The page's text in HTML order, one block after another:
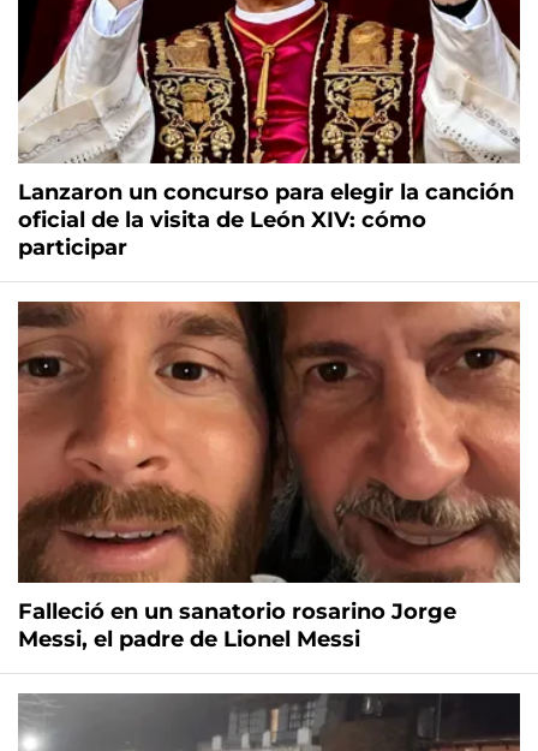
Lanzaron un concurso para elegir la canción
oficial de la visita de León XIV: cómo
participar
Falleció en un sanatorio rosarino Jorge
Messi, el padre de Lionel Messi